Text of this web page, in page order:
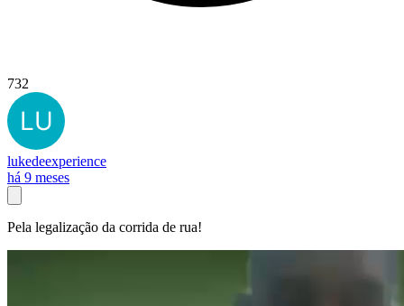
732
lukedeexperience
há 9 meses
Pela legalização da corrida de rua!